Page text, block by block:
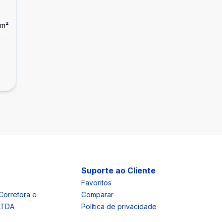
m²
e
Suporte ao Cliente
Favoritos
Comparar
Política de privacidade